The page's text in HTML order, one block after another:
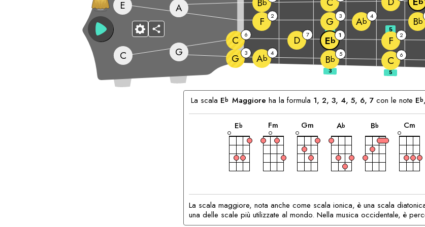
G G 3 Ab 4
Bb 5 C 6
C
C 6 D 7 Eb 1 F 2
E
F
2 G 3 Ab 4 Bb
A b
3 5
La scala Eb Maggiore ha la formula 1, 2, 3, 4, 5, 6, 7con le note Eb,
Accordi
Corrispondenti:
Eb
accordo
Fm
accordo
Gm
accordo
Ab
accordo
Bb
accordo
Cm
La scala maggiore, nota anche come scala ionica, è una scala
una delle scale più utilizzate al mondo. Nella musica occidentale, è